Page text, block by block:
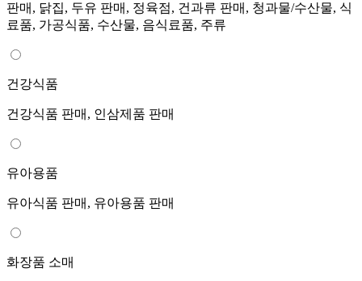
판매, 닭집, 두유 판매, 정육점, 건과류 판매, 청과물/수산물, 식
료품, 가공식품, 수산물, 음식료품, 주류
건강식품
건강식품 판매, 인삼제품 판매
유아용품
유아식품 판매, 유아용품 판매
화장품 소매